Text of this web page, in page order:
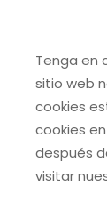
Tenga en
sitio web
cookies
cookies
después
visitar